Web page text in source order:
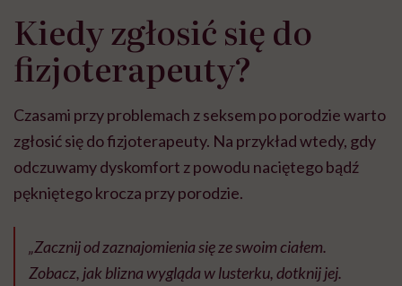
Kiedy zgłosić się do
fizjoterapeuty?
Czasami przy problemach z seksem po porodzie warto
zgłosić się do fizjoterapeuty. Na przykład wtedy, gdy
odczuwamy dyskomfort z powodu naciętego bądź
pękniętego krocza przy porodzie.
„Zacznij od zaznajomienia się ze swoim ciałem.
Zobacz, jak blizna wygląda w lusterku, dotknij jej.